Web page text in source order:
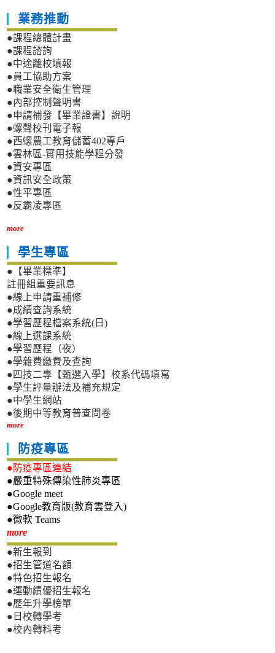
業務推動
●課程總體計畫
●課程諮詢
●中途離校填報
●員工協助方案
●職業安全衛生管理
●內部控制聲明書
●申請補發【畢業證書】說明
●螺聲校刊電子報
●西螺農工教育儲蓄402專戶
●雲林區-實用技能學程分發
●資安專區
●資訊安全政策
●性平專區
●反霸凌專區
more
學生專區
●【畢業標準】
註冊組重要訊息
●線上申請重補修
●成績查詢系統
●學習歷程檔案系統(日)
●線上選課系統
●學習歷程（夜）
●學雜費繳費及查詢
●四技二專【甄選入學】校系代碼填寫
●學生評量辦法及補充規定
●中學生網站
●後期中等教育普查問卷
more
防疫專區
●防疫專區連結
●嚴重特殊傳染性肺炎專區
●Google meet
●Google教育版(教育雲登入)
●微軟 Teams
more新生專區
●新生報到
●招生管道名額
●特色招生報名
●運動績優招生報名
●歷年升學榜單
●日校轉學考
●校內轉科考